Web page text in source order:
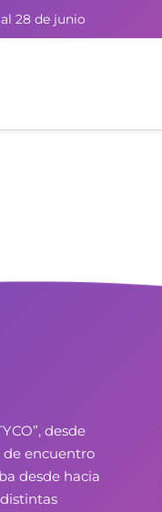
28 de junio
desde
de encuentro
desde hacia